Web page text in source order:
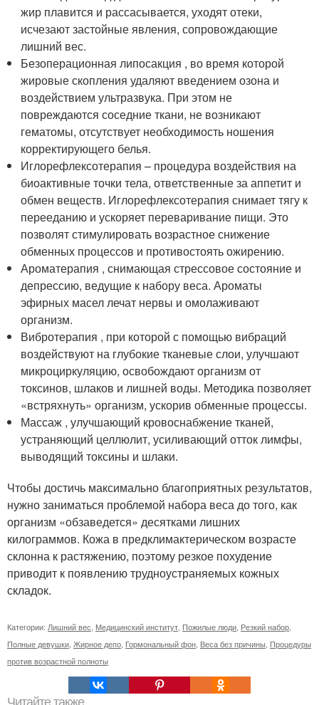
жир плавится и рассасывается, уходят отеки,
исчезают застойные явления, сопровождающие
лишний вес.
Безоперационная липосакция , во время которой
жировые скопления удаляют введением озона и
воздействием ультразвука. При этом не
повреждаются соседние ткани, не возникают
гематомы, отсутствует необходимость ношения
корректирующего белья.
Иглорефлексотерапия – процедура воздействия на
биоактивные точки тела, ответственные за аппетит и
обмен веществ. Иглорефлексотерапия снимает тягу к
перееданию и ускоряет переваривание пищи. Это
позволят стимулировать возрастное снижение
обменных процессов и противостоять ожирению.
Ароматерапия , снимающая стрессовое состояние и
депрессию, ведущие к набору веса. Ароматы
эфирных масел лечат нервы и омолаживают
организм.
Вибротерапия , при которой с помощью вибраций
воздействуют на глубокие тканевые слои, улучшают
микроциркуляцию, освобождают организм от
токсинов, шлаков и лишней воды. Методика позволяет
«встряхнуть» организм, ускорив обменные процессы.
Массаж , улучшающий кровоснабжение тканей,
устраняющий целлюлит, усиливающий отток лимфы,
выводящий токсины и шлаки.
Чтобы достичь максимально благоприятных результатов,
нужно заниматься проблемой набора веса до того, как
организм «обзаведется» десятками лишних
килограммов. Кожа в предклимактерическом возрасте
склонна к растяжению, поэтому резкое похудение
приводит к появлению трудноустраняемых кожных
складок.
Категории: Лишний вес Медицинский институт Пожилые люди Резкий набор
Полные девушки Жирное депо Гормональный фон Веса без причины Процедуры
против возрастной полноты
Читайте также